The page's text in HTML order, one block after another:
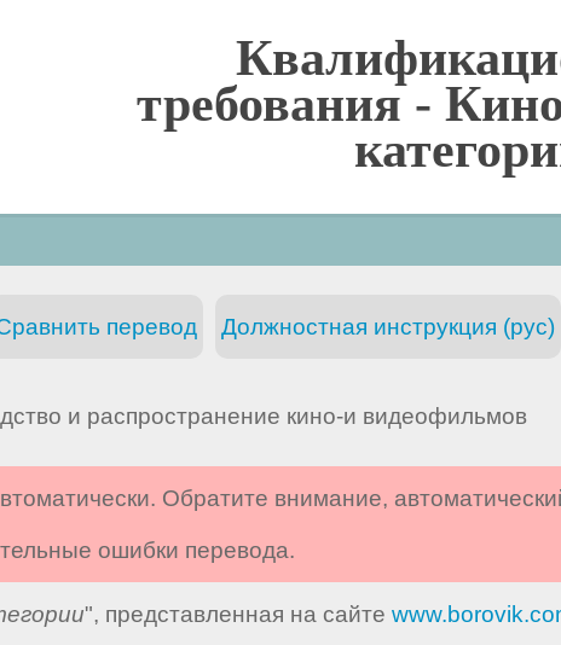
требования -
Должностная инструкция (рус)
перевод
и распространение кино-и видеофильмов
Обратите внимание,
ошибки перевода.
", представленная на сайте